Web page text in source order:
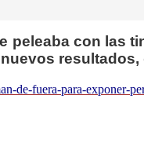
peleaba con las
de-fuera-para-exponer-